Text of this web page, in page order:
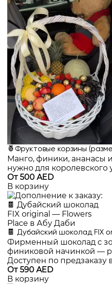
🍍Фруктовые корзины
Манго, финики, ананасы
нужно для королевского
От 500 AED
В корзину
🍫 Дубайский шоколад FIX
Фирменный шоколад с
финиковой начинкой —
Доступен по предзаказу
От 590 AED
В корзину